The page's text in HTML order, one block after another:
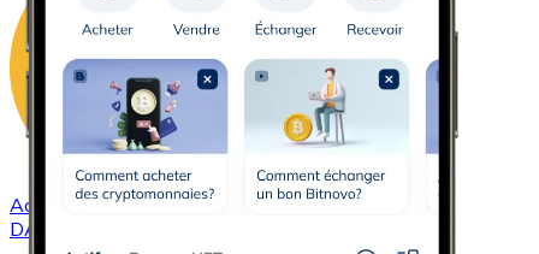
AcheterDAIavec virement bancaire
DAI